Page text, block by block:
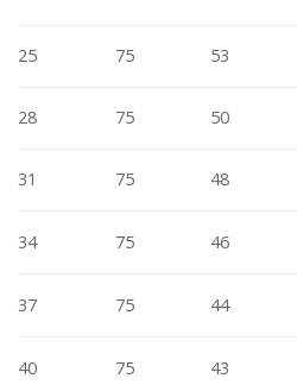
25 75 53
28 75 50
31 75 48
34 75 46
37 75 44
40 75 43